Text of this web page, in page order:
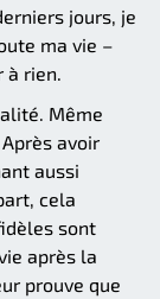
jours, je
ma vie –
rien.
Même
avoir
aussi
cela
sont
après la
prouve que